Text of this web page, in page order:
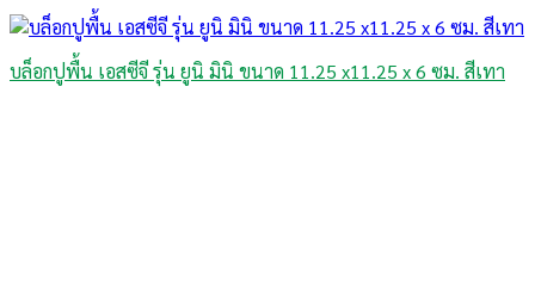
บล็อกปูพื้น เอสซีจี รุ่น ยูนิ มินิ ขนาด 11.25 x11.25 x 6 ซม. สีเทา